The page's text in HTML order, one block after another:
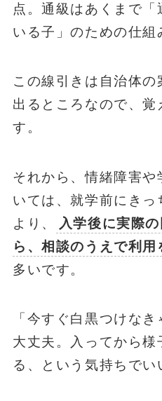
点。通級はあくまで「
いる子」のための仕組
この線引きは自治体
出るところなので、覚
す。
それから、情緒障害
いては、就学前にきっ
より、
入学後に実際
ら、相談のうえで利用
多いです。
「今すぐ白黒つけな
大丈夫。入ってから
る、という気持ちでい